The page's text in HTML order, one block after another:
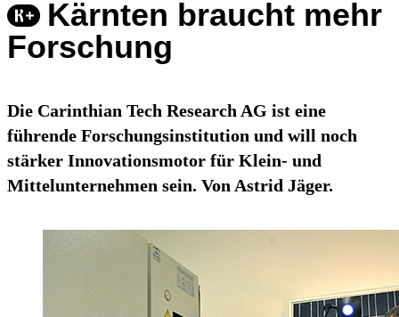
Kärnten braucht mehr
Forschung
Die Carinthian Tech Research AG ist eine
führende Forschungsinstitution und will noch
stärker Innovationsmotor für Klein- und
Mittelunternehmen sein. Von Astrid Jäger.